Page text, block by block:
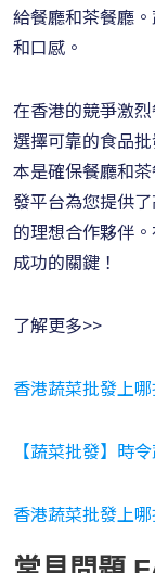
給餐廳和茶餐廳
和口感。
在香港的競爭激
選擇可靠的食品
本是確保餐廳和
發平台為您提供
的理想合作夥伴
成功的關鍵！
了解更多>>
香港蔬菜批發上
【蔬菜批發】時
香港蔬菜批發上